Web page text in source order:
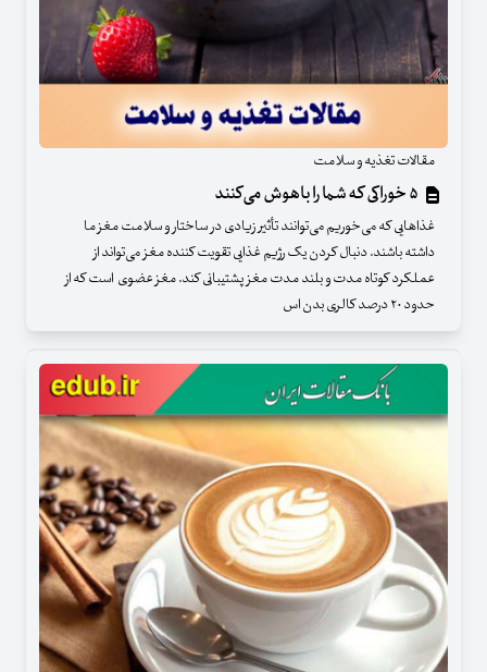
مقالات تغذیه و سلامت
غذا‌هایی که می‌خوریم می‌توانند تأثیر زیادی در ساختار و سلامت مغز ما
داشته باشند. دنبال کردن یک رژیم غذایی تقویت کننده مغز می‌تواند از
عملکرد کوتاه مدت و بلند مدت مغز پشتیبانی کند. مغز عضوی است که از
حدود ۲۰ درصد کالری بدن اس